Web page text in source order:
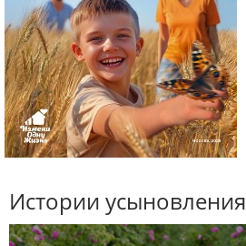
Истории усыновления